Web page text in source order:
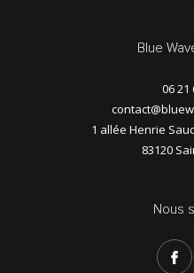
Blue
06 21
1 allée Henrie
83120
Nous